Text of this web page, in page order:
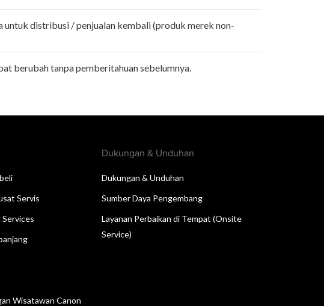
distribusi / penjualan kembali (produk merek non-
berubah tanpa pemberitahuan sebelumnya.
Servis
Wisatawan Canon
Dukungan & Unduhan
Dukungan & Unduhan
Sumber Daya Pengembang
Layanan Perbaikan di Tempat (Onsite
Service)